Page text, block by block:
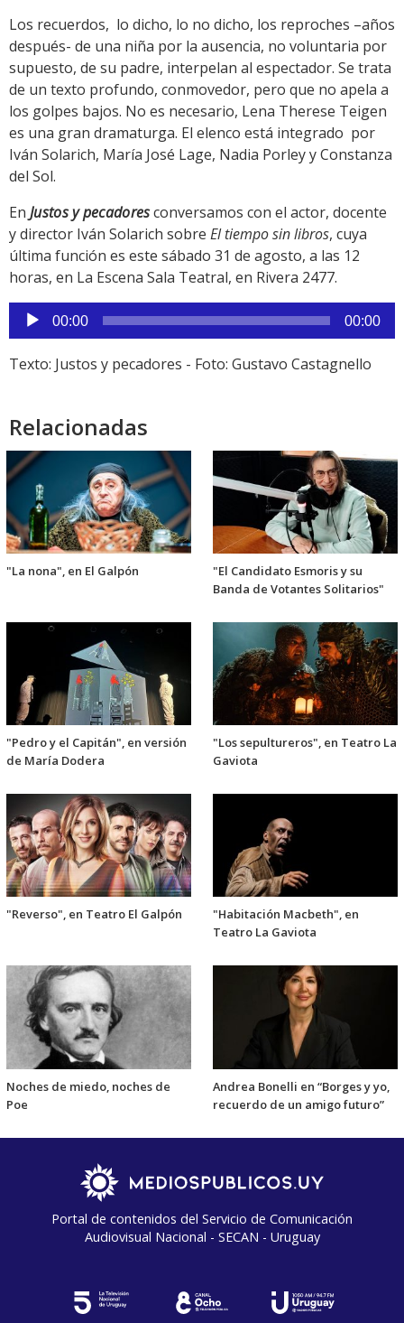
Los recuerdos, lo dicho, lo no dicho, los reproches –años
después- de una niña por la ausencia, no voluntaria por
supuesto, de su padre, interpelan al espectador. Se trata
de un texto profundo, conmovedor, pero que no apela a
los golpes bajos. No es necesario, Lena Therese Teigen
es una gran dramaturga. El elenco está integrado por
Iván Solarich, María José Lage, Nadia Porley y Constanza
del Sol.
En Justos y pecadoresconversamos con el actor, docente
y director Iván Solarich sobre El tiempo sin libros, cuya
última función es este sábado 31 de agosto, a las 12
horas, en La Escena Sala Teatral, en Rivera 2477.
Reproductor
de
audio
00:00 00:00
Texto: Justos y pecadores - Foto: Gustavo Castagnello
Relacionadas
"La nona", en El Galpón
"El Candidato Esmoris y su
Banda de Votantes Solitarios"
"Pedro y el Capitán", en versión
de María Dodera
"Los sepultureros", en Teatro La
Gaviota
"Reverso", en Teatro El Galpón
"Habitación Macbeth", en
Teatro La Gaviota
Noches de miedo, noches de
Poe
Andrea Bonelli en “Borges y yo,
recuerdo de un amigo futuro”
Portal de contenidos del Servicio de Comunicación
Audiovisual Nacional - SECAN - Uruguay